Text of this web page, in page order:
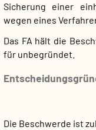
Sicherung einer
wegen eines
Das FA hält die
für unbegründet.
Die Beschwerde ist